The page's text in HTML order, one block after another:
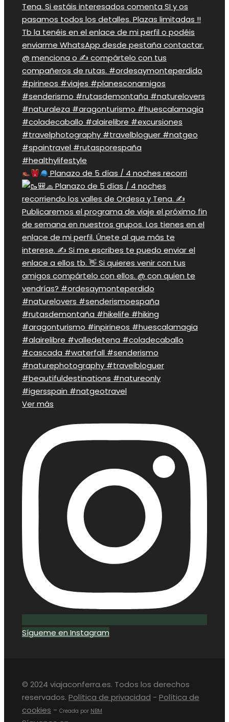
Planazo de 5 días / 4 noches recorri
Ver más
Sígueme en Instagram
© 2024 viajaconferra.es. Todos los derechos
reservados. Política de privacidad - Política de
cookies - Creada por NBM